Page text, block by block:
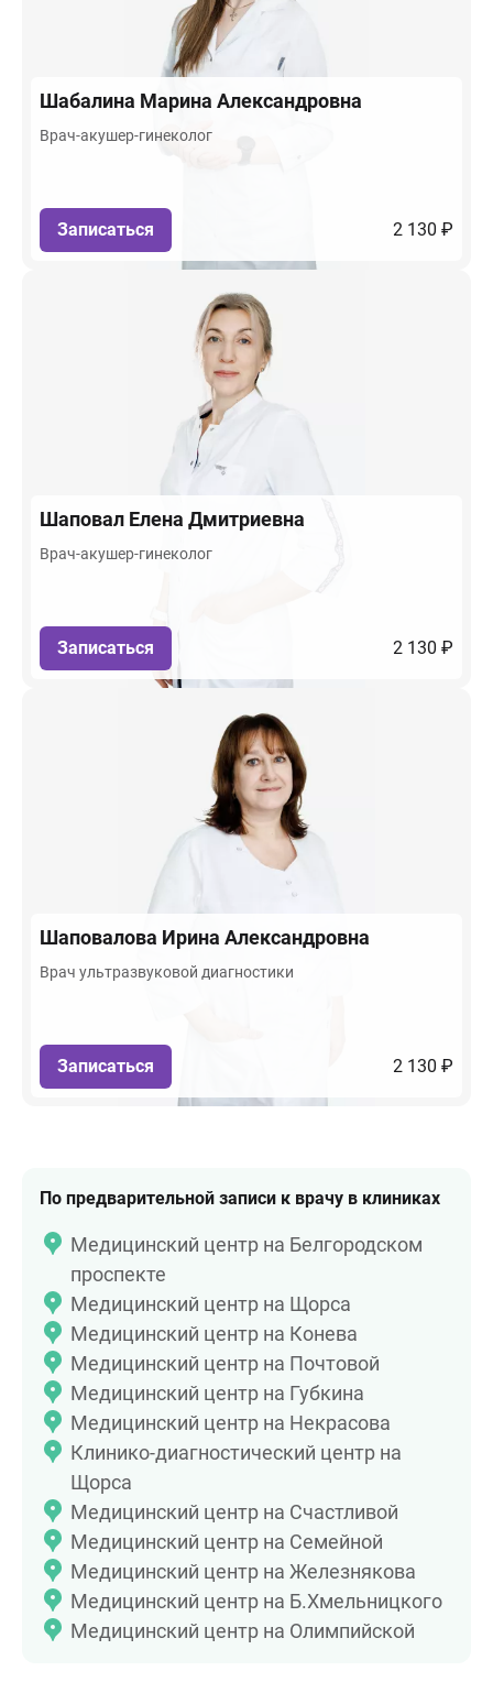
Шабалина Марина Александровна
Врач-акушер-гинеколог
Записаться 2 130 ₽
Шаповал Елена Дмитриевна
Врач-акушер-гинеколог
Записаться 2 130 ₽
Шаповалова Ирина Александровна
Врач ультразвуковой диагностики
Записаться 2 130 ₽
По предварительной записи к врачу в клиниках
Медицинский центр на Белгородском
проспекте
Медицинский центр на Щорса
Медицинский центр на Конева
Медицинский центр на Почтовой
Медицинский центр на Губкина
Медицинский центр на Некрасова
Клинико-диагностический центр на
Щорса
Медицинский центр на Счастливой
Медицинский центр на Семейной
Медицинский центр на Железнякова
Медицинский центр на Б.Хмельницкого
Медицинский центр на Олимпийской